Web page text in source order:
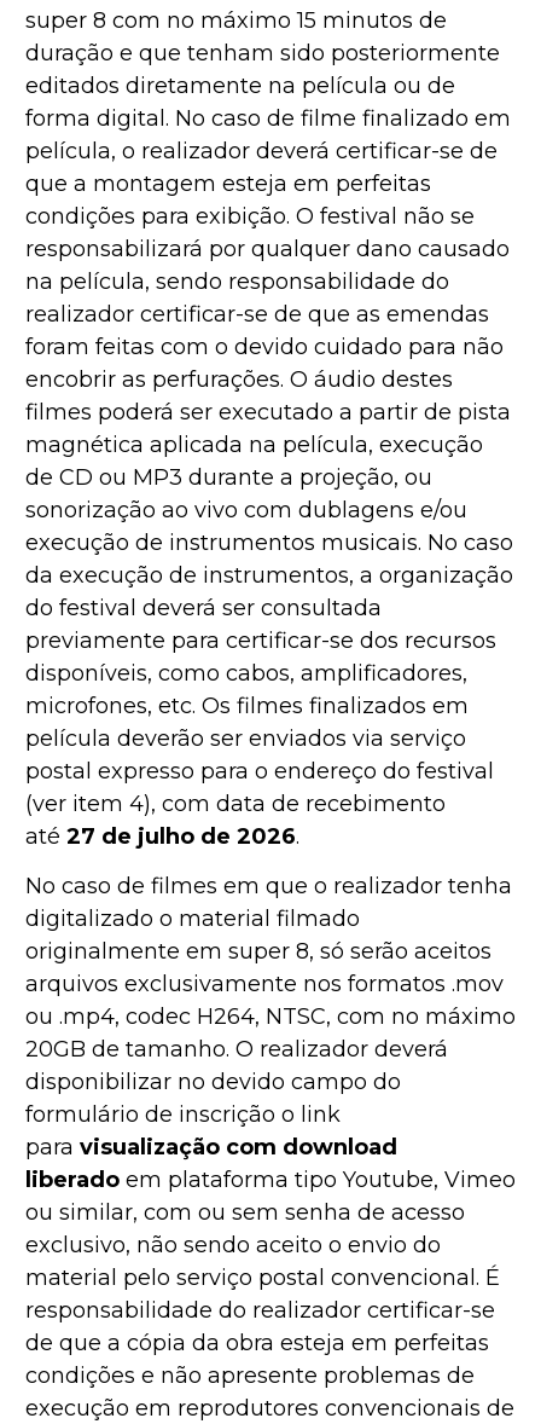
super 8 com no máximo 15 minutos de
duração e que tenham sido posteriormente
editados diretamente na película ou de
forma digital. No caso de filme finalizado em
película, o realizador deverá certificar-se de
que a montagem esteja em perfeitas
condições para exibição. O festival não se
responsabilizará por qualquer dano causado
na película, sendo responsabilidade do
realizador certificar-se de que as emendas
foram feitas com o devido cuidado para não
encobrir as perfurações. O áudio destes
filmes poderá ser executado a partir de pista
magnética aplicada na película, execução
de CD ou MP3 durante a projeção, ou
sonorização ao vivo com dublagens e/ou
execução de instrumentos musicais. No caso
da execução de instrumentos, a organização
do festival deverá ser consultada
previamente para certificar-se dos recursos
disponíveis, como cabos, amplificadores,
microfones, etc. Os filmes finalizados em
película deverão ser enviados via serviço
postal expresso para o endereço do festival
(ver item 4), com data de recebimento
até 27 de julho de 2026.
No caso de filmes em que o realizador tenha
digitalizado o material filmado
originalmente em super 8, só serão aceitos
arquivos exclusivamente nos formatos .mov
ou .mp4, codec H264, NTSC, com no máximo
20GB de tamanho. O realizador deverá
disponibilizar no devido campo do
formulário de inscrição o link
para visualização com download
liberado em plataforma tipo Youtube, Vimeo
ou similar, com ou sem senha de acesso
exclusivo, não sendo aceito o envio do
material pelo serviço postal convencional. É
responsabilidade do realizador certificar-se
de que a cópia da obra esteja em perfeitas
condições e não apresente problemas de
execução em reprodutores convencionais de